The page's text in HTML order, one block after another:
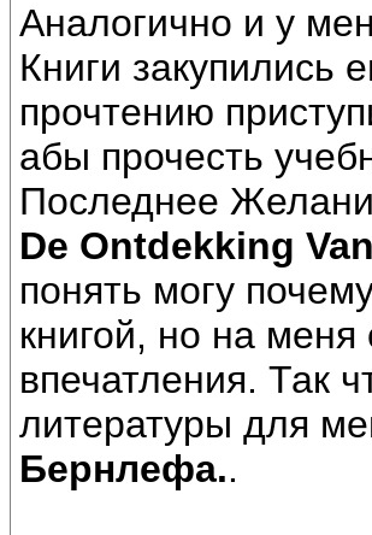
Аналогично и у
Книги закупились
прочтению
абы прочесть
Последнее
De Ontdekking
понять могу
книгой, но на
впечатления. Так
литературы для
Бернлефа..